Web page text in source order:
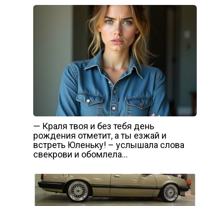
— Краля твоя и без тебя день
рождения отметит, а ты езжай и
встреть Юленьку! – услышала слова
свекрови и обомлела…